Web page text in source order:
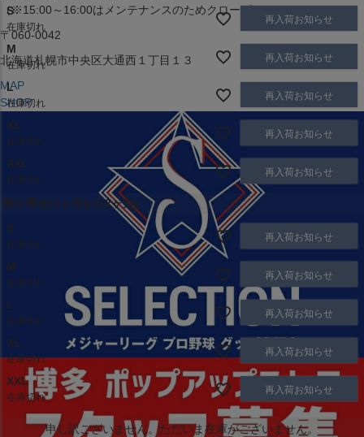
（※15:00～16:00はメンテナンスのためクローズ）
〒060-0042
北海道札幌市中央区大通西１丁目１３
MAP
SHOP
S
在庫切れ
再入荷お知らせ
M
在庫切れ
再入荷お知らせ
L
在庫切れ
再入荷お知らせ
XL
在庫切れ
再入荷お知らせ
XXL
在庫切れ
再入荷お知らせ
取り寄せ(1ヶ月から2ヶ月)
S
在庫切れ
再入荷お知らせ
M
在庫切れ
再入荷お知らせ
L
在庫切れ
再入荷お知らせ
XL
在庫切れ
再入荷お知らせ
XXL
在庫切れ
再入荷お知らせ
申し訳ございません。ただいま在庫がございません。